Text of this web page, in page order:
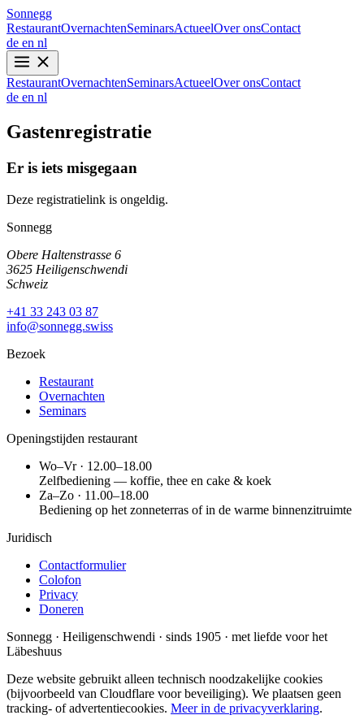
Sonnegg
RestaurantOvernachtenSeminarsActueelOver onsContact
de en nl
RestaurantOvernachtenSeminarsActueelOver onsContact
de en nl
Gastenregistratie
Er is iets misgegaan
Deze registratielink is ongeldig.
Sonnegg
Obere Haltenstrasse 6
3625 Heiligenschwendi
Schweiz
+41 33 243 03 87
info@sonnegg.swiss
Bezoek
Restaurant
Overnachten
Seminars
Openingstijden restaurant
Wo–Vr · 12.00–18.00
Zelfbediening — koffie, thee en cake & koek
Za–Zo · 11.00–18.00
Bediening op het zonneterras of in de warme binnenzitruimte
Juridisch
Contactformulier
Colofon
Privacy
Doneren
Sonnegg · Heiligenschwendi · sinds 1905 · met liefde voor het
Läbeshuus
Deze website gebruikt alleen technisch noodzakelijke cookies
(bijvoorbeeld van Cloudflare voor beveiliging). We plaatsen geen
tracking- of advertentiecookies. Meer in de privacyverklaring.